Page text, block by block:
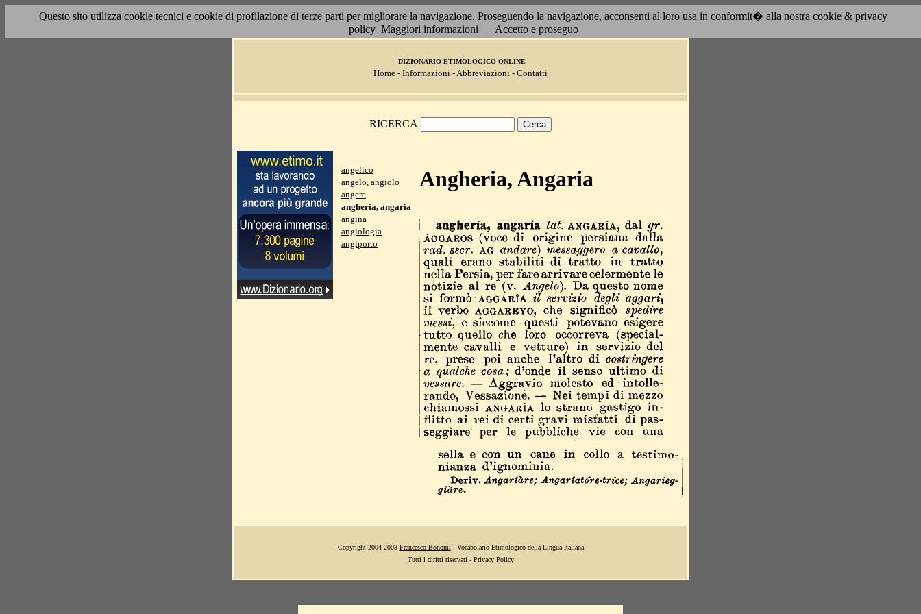
Questo sito utilizza cookie tecnici e cookie di profilazione di terze parti per migliorare la navigazione. Proseguendo la navigazione, acconsenti al loro usa in conformit� alla nostra cookie & privacy
policy Maggiori informazioni Accetto e proseguo
DIZIONARIO ETIMOLOGICO ONLINE
Home - Informazioni -Abbreviazioni - Contatti
RICERCA
angelico
angelo, angiolo
angere
angheria, angaria
angina
angiologia
angiporto
Angheria, Angaria
Copyright 2004-2008 Francesco Bonomi - Vocabolario Etimologico della Lingua Italiana
Tutti i diritti riservati - Privacy Policy